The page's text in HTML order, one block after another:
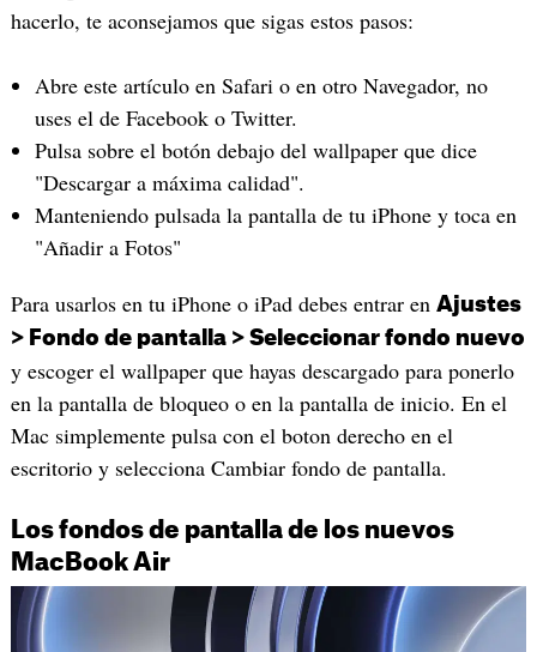
hacerlo, te aconsejamos que sigas estos pasos:
Abre este artículo en Safari o en otro Navegador, no
uses el de Facebook o Twitter.
Pulsa sobre el botón debajo del wallpaper que dice
"Descargar a máxima calidad".
Manteniendo pulsada la pantalla de tu iPhone y toca en
"Añadir a Fotos"
Para usarlos en tu iPhone o iPad debes entrar en Ajustes
> Fondo de pantalla > Seleccionar fondo nuevo
y escoger el wallpaper que hayas descargado para ponerlo
en la pantalla de bloqueo o en la pantalla de inicio. En el
Mac simplemente pulsa con el boton derecho en el
escritorio y selecciona Cambiar fondo de pantalla.
Los fondos de pantalla de los nuevos
MacBook Air